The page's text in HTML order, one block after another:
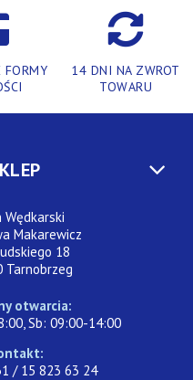
FORMY
14 DNI NA ZWROT
TOWARU
Wędkarski
Makarewicz
18
Tarnobrzeg
otwarcia:
Sb: 09:00-14:00
/ 15 823 63 24